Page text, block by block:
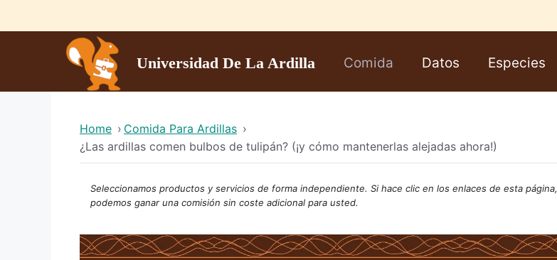
to
Universidad De La Ardilla Comida Datos Especies
Home › Comida Para Ardillas ›
¿Las ardillas comen bulbos de tulipán? (¡y cómo mantenerlas alejadas ahora!)
Seleccionamos productos y servicios de forma independiente. Si hace clic en los enlaces de esta página,
podemos ganar una comisión sin coste adicional para usted.